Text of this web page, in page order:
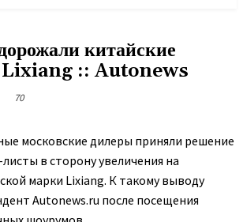
китайские
Lixiang :: Autonews
70
московские дилеры приняли решение
в сторону увеличения на
марки Lixiang. К такому выводу
Autonews.ru после посещения